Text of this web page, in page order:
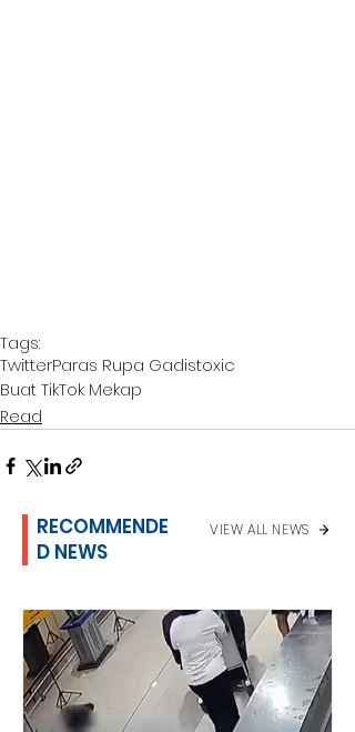
Tags:
TwitterParas Rupa Gadistoxic
Buat TikTok Mekap
Read
RECOMMENDE
D NEWS
VIEW ALL NEWS